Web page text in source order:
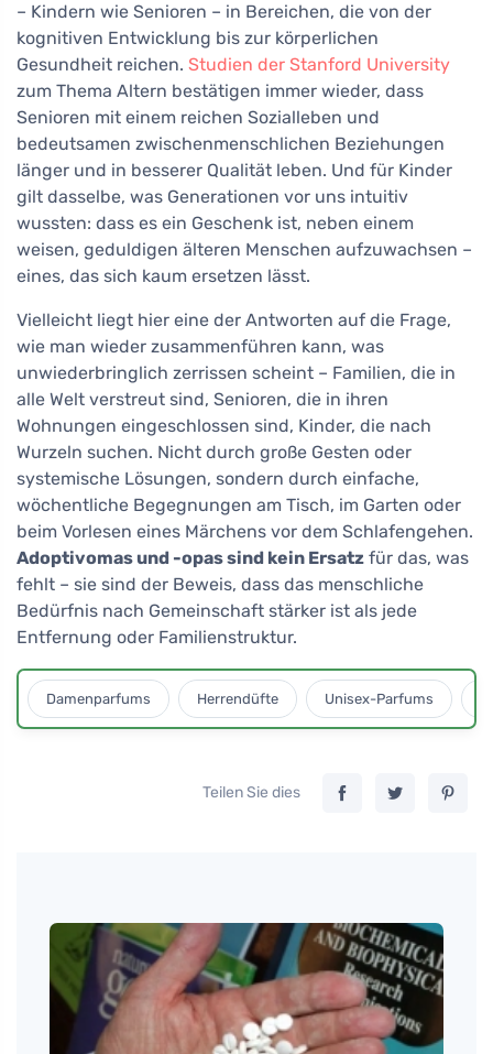
– Kindern wie Senioren – in Bereichen, die von der
kognitiven Entwicklung bis zur körperlichen
Gesundheit reichen. Studien der Stanford University
zum Thema Altern bestätigen immer wieder, dass
Senioren mit einem reichen Sozialleben und
bedeutsamen zwischenmenschlichen Beziehungen
länger und in besserer Qualität leben. Und für Kinder
gilt dasselbe, was Generationen vor uns intuitiv
wussten: dass es ein Geschenk ist, neben einem
weisen, geduldigen älteren Menschen aufzuwachsen –
eines, das sich kaum ersetzen lässt.
Vielleicht liegt hier eine der Antworten auf die Frage,
wie man wieder zusammenführen kann, was
unwiederbringlich zerrissen scheint – Familien, die in
alle Welt verstreut sind, Senioren, die in ihren
Wohnungen eingeschlossen sind, Kinder, die nach
Wurzeln suchen. Nicht durch große Gesten oder
systemische Lösungen, sondern durch einfache,
wöchentliche Begegnungen am Tisch, im Garten oder
beim Vorlesen eines Märchens vor dem Schlafengehen.
Adoptivomas und -opas sind kein Ersatz für das, was
fehlt – sie sind der Beweis, dass das menschliche
Bedürfnis nach Gemeinschaft stärker ist als jede
Entfernung oder Familienstruktur.
Damenparfums Herrendüfte Unisex-Parfums
Teilen Sie dies